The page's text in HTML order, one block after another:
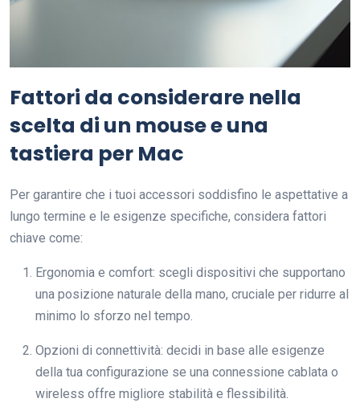
Fattori da considerare nella
scelta di un mouse e una
tastiera per Mac
Per garantire che i tuoi accessori soddisfino le aspettative a
lungo termine e le esigenze specifiche, considera fattori
chiave come:
Ergonomia e comfort: scegli dispositivi che supportano
una posizione naturale della mano, cruciale per ridurre al
minimo lo sforzo nel tempo.
Opzioni di connettività: decidi in base alle esigenze
della tua configurazione se una connessione cablata o
wireless offre migliore stabilità e flessibilità.